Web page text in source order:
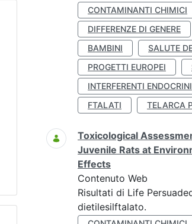
CONTAMINANTI CHIMICI
DIFFERENZE DI GENERE
BAMBINI
SALUTE
PROGETTI EUROPEI
INTERFERENTI ENDOCRINI
FTALATI
TELARCA
Toxicological
Juvenile Rats at
Effects
Contenuto Web
Risultati di Life
dietilesilftalato.